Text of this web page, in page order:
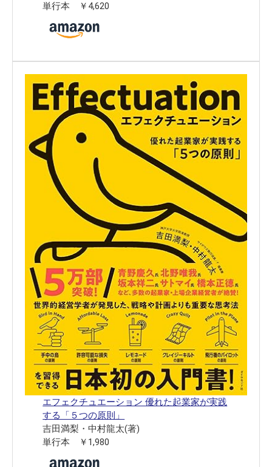
単行本 ￥4,620
エフェクチュエーション 優れた起業家が実践
する「５つの原則」
吉田満梨・中村龍太(著)
単行本 ￥1,980